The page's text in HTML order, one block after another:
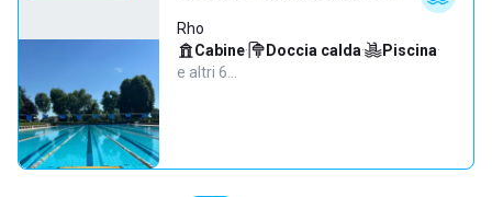
Rho
Cabine· Doccia calda· Piscina·
e altri 6…